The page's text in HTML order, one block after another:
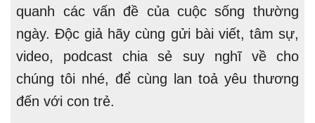
quanh các vấn đề của cuộc sống thường
ngày. Độc giả hãy cùng gửi bài viết, tâm sự,
video, podcast chia sẻ suy nghĩ về cho
chúng tôi nhé, để cùng lan toả yêu thương
đến với con trẻ.